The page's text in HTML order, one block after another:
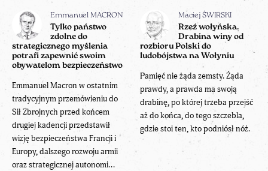
Emmanuel MACRON
Tylko państwo
zdolne do
strategicznego myślenia
potrafi zapewnić swoim
obywatelom bezpieczeństwo
Emmanuel Macron w ostatnim
tradycyjnym przemówieniu do
Sił Zbrojnych przed końcem
drugiej kadencji przedstawił
wizję bezpieczeństwa Francji i
Europy, dalszego rozwoju armii
oraz strategicznej autonomi...
Maciej ŚWIRSKI
Rzeź wołyńska.
Drabina winy od
rozbioru Polski do
ludobójstwa na Wołyniu
Pamięć nie żąda zemsty. Żąda
prawdy, a prawda ma swoją
drabinę, po której trzeba przejść
aż do końca, do tego szczebla,
gdzie stoi ten, kto podniósł nóż.